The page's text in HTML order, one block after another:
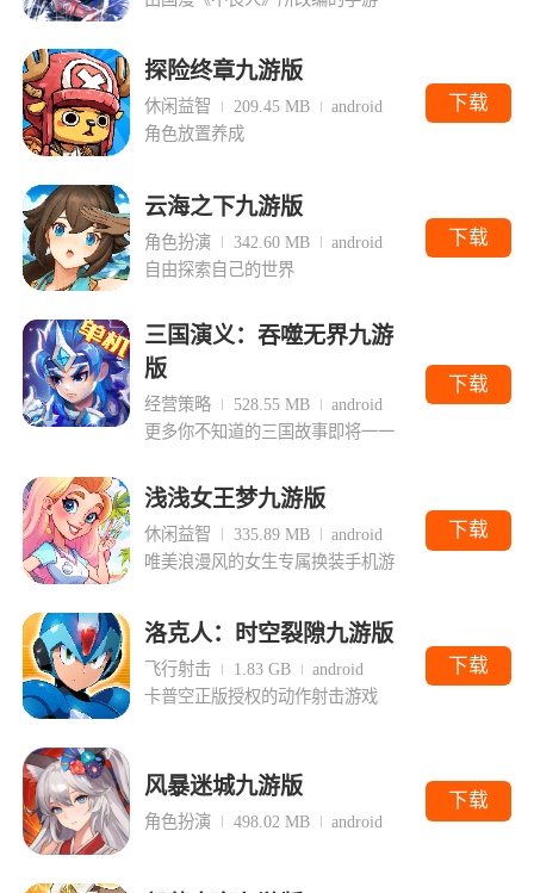
探险终章九游版
休闲益智 209.45 MB
android
角色放置养成
下载
云海之下九游版
角色扮演 342.60 MB
android
自由探索自己的世界
下载
三国演义：吞噬无界九游
版
经营策略 528.55 MB
android
更多你不知道的三国故事即将一一
下载
浅浅女王梦九游版
休闲益智 335.89 MB
android
唯美浪漫风的女生专属换装手机游
下载
洛克人：时空裂隙九游版
飞行射击 1.83 GB
android
卡普空正版授权的动作射击游戏
下载
风暴迷城九游版
角色扮演 498.02 MB android
下载